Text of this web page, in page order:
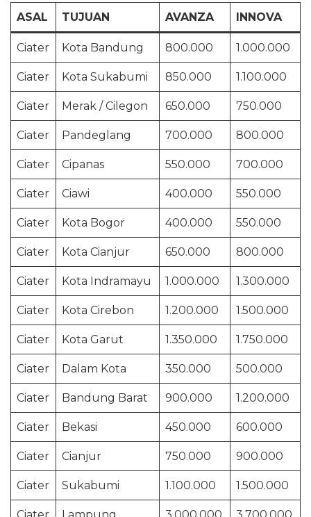
ASAL TUJUAN AVANZA INNOVA
Ciater Kota Bandung 800.000 1.000.000
Ciater Kota Sukabumi 850.000 1.100.000
Ciater Merak / Cilegon 650.000 750.000
Ciater Pandeglang 700.000 800.000
Ciater Cipanas 550.000 700.000
Ciater Ciawi 400.000 550.000
Ciater Kota Bogor 400.000 550.000
Ciater Kota Cianjur 650.000 800.000
Ciater Kota Indramayu 1.000.000 1.300.000
Ciater Kota Cirebon 1.200.000 1.500.000
Ciater Kota Garut 1.350.000 1.750.000
Ciater Dalam Kota 350.000 500.000
Ciater Bandung Barat 900.000 1.200.000
Ciater Bekasi 450.000 600.000
Ciater Cianjur 750.000 900.000
Ciater Sukabumi 1.100.000 1.500.000